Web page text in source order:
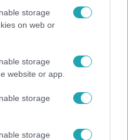
storage
on web or
storage
website or app.
storage
storage